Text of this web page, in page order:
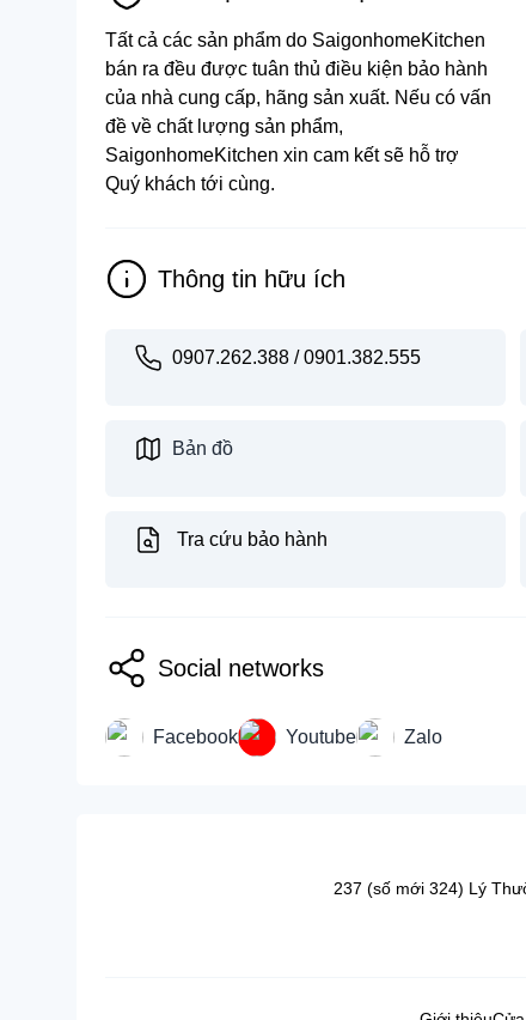
Tất cả các sản phẩm do SaigonhomeKitchen
bán ra đều được tuân thủ điều kiện bảo hành
của nhà cung cấp, hãng sản xuất. Nếu có vấn
đề về chất lượng sản phẩm,
SaigonhomeKitchen xin cam kết sẽ hỗ trợ
Quý khách tới cùng.
Thông tin hữu ích
0907.262.388 / 0901.382.555
Bản đồ
Tra cứu bảo hành
Social networks
Facebook Youtube Zalo
237 (số mới 324) Lý